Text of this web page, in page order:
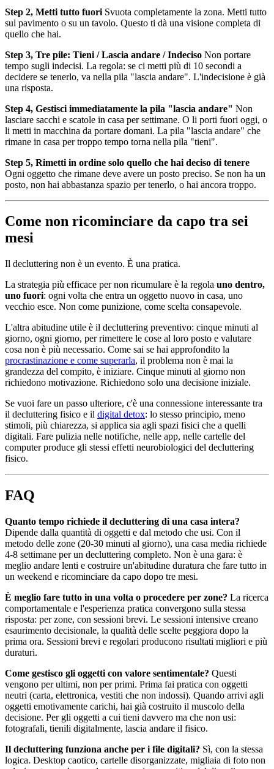
Step 2, Metti tutto fuori Svuota completamente la zona. Metti tutto
sul pavimento o su un tavolo. Questo ti dà una visione completa di
quello che hai.
Step 3, Tre pile: Tieni / Lascia andare / Indeciso Non portare
tempo sugli indecisi. La regola: se ci metti più di 10 secondi a
decidere se tenerlo, va nella pila "lascia andare". L'indecisione è già
una risposta.
Step 4, Gestisci immediatamente la pila "lascia andare" Non
lasciare sacchi e scatole in casa per settimane. O li porti fuori oggi, o
li metti in macchina da portare domani. La pila "lascia andare" che
rimane in casa per troppo tempo torna nella pila "tieni".
Step 5, Rimetti in ordine solo quello che hai deciso di tenere
Ogni oggetto che rimane deve avere un posto preciso. Se non ha un
posto, non hai abbastanza spazio per tenerlo, o hai ancora troppo.
Come non ricominciare da capo tra sei
mesi
Il decluttering non è un evento. È una pratica.
La strategia più efficace per non ricumulare è la regola uno dentro,
uno fuori: ogni volta che entra un oggetto nuovo in casa, uno
vecchio esce. Non come punizione, come scelta consapevole.
L'altra abitudine utile è il decluttering preventivo: cinque minuti al
giorno, ogni giorno, per rimettere le cose al loro posto e valutare
cosa non è più necessario. Come sai se hai approfondito la
procrastinazione e come superarla, il problema non è mai la
grandezza del compito, è iniziare. Cinque minuti al giorno non
richiedono motivazione. Richiedono solo una decisione iniziale.
Se vuoi fare un passo ulteriore, c'è una connessione interessante tra
il decluttering fisico e il digital detox: lo stesso principio, meno
stimoli, più chiarezza, si applica sia agli spazi fisici che a quelli
digitali. Fare pulizia nelle notifiche, nelle app, nelle cartelle del
computer produce gli stessi effetti neurobiologici del decluttering
fisico.
FAQ
Quanto tempo richiede il decluttering di una casa intera?
Dipende dalla quantità di oggetti e dal metodo che usi. Con il
metodo delle zone (20-30 minuti al giorno), una casa media richiede
4-8 settimane per un decluttering completo. Non è una gara: è
meglio andare lenti e costruire un'abitudine duratura che fare tutto in
un weekend e ricominciare da capo dopo tre mesi.
È meglio fare tutto in una volta o procedere per zone? La ricerca
comportamentale e l'esperienza pratica convergono sulla stessa
risposta: per zone, con sessioni brevi. Le sessioni intensive creano
esaurimento decisionale, la qualità delle scelte peggiora dopo la
prima ora. Sessioni brevi e regolari producono risultati migliori e più
duraturi.
Come gestisco gli oggetti con valore sentimentale? Questi
vengono per ultimi, non per primi. Prima fai pratica con oggetti
neutri (carta, elettronica, vestiti che non indossi). Quando arrivi agli
oggetti emotivamente carichi, hai già costruito il muscolo della
decisione. Per gli oggetti a cui tieni davvero ma che non usi:
fotografali, tienili digitalmente, lascia andare il fisico.
Il decluttering funziona anche per i file digitali? Sì, con la stessa
logica. Desktop caotico, cartelle disorganizzate, migliaia di foto non